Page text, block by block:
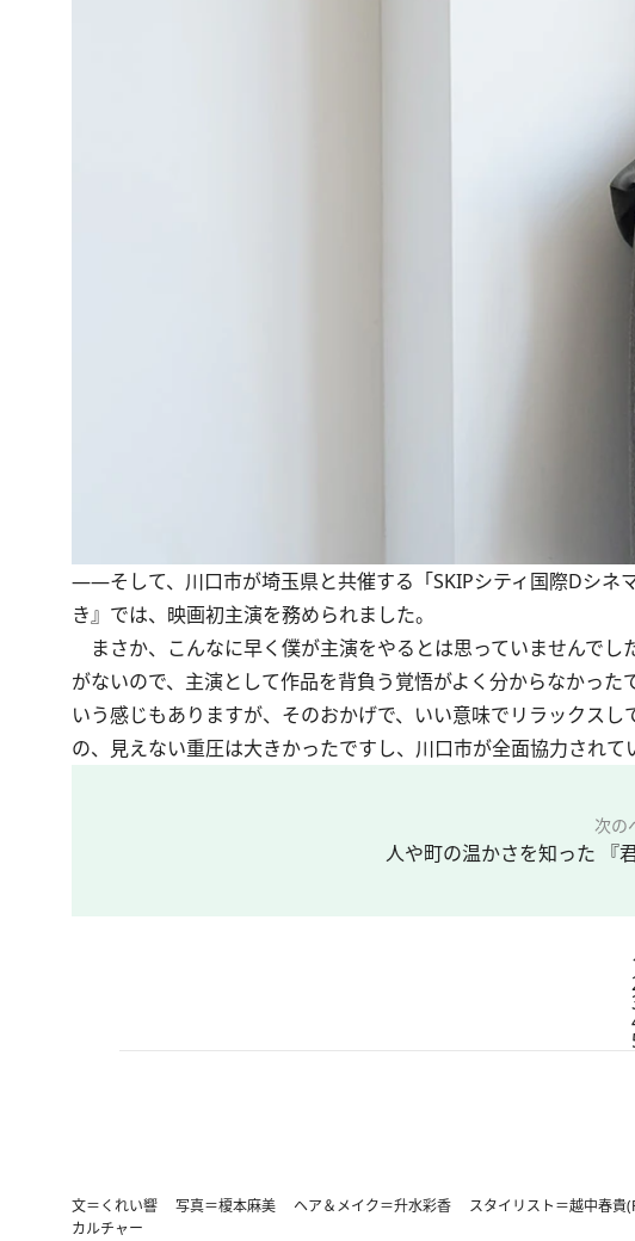
――そして、川口市が埼玉県と共催する「SKIPシティ国際Dシネ
き』では、映画初主演を務められました。
まさか、こんなに早く僕が主演をやるとは思っていませんで
がないので、主演として作品を背負う覚悟がよく分からなかっ
いう感じもありますが、そのおかげで、いい意味でリラックス
の、見えない重圧は大きかったですし、川口市が全面協力され
次の
人や町の温かさを知った 『
文＝くれい響 写真＝榎本麻美 ヘア＆メイク＝升水彩香 スタイリスト＝越中春貴
カルチャー